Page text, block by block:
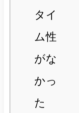
タイ
ム性
がな
かっ
た